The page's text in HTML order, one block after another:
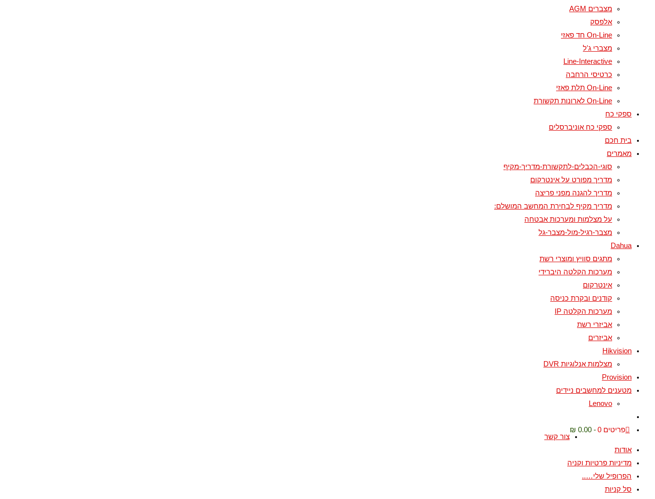
מצברים AGM
אלפסק
On-Line חד פאזי
מצברי ג'ל
Line-Interactive
כרטיסי הרחבה
On-Line תלת פאזי
On-Line לארונות תקשורת
ספקי כח
ספקי כח אוניברסלים
בית חכם
מאמרים
סוגי-הכבלים-לתקשורת-מדריך-מקיף
מדריך מפורט על אינטרקום
מדריך להגנה מפני פריצה
מדריך מקיף לבחירת המחשב המושלם:
על מצלמות ומערכות אבטחה
מצבר-רגיל-מול-מצבר-גל
Dahua
מתגים סוויץ ומוצרי רשת
מערכות הקלטה היברידי
אינטרקום
קודנים ובקרת כניסה
מערכות הקלטה IP
אביזרי רשת
אביזרים
Hikvision
מצלמות אנלוגיות DVR
Provision
מטענים למחשבים ניידים
Lenovo
website
פריטים 0
0.00 ₪
צור קשר
אודות
מדיניות פרטיות וקניה
הפרופיל שלי…..
סל קניות